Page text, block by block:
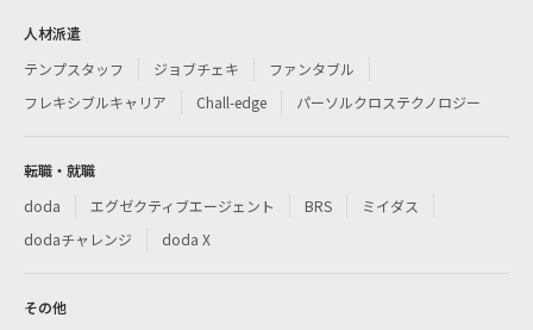
人材派遣
テンプスタッフ
ジョブチェキ
ファンタブル
フレキシブルキャリア
Chall-edge パーソルクロステクノロジー
転職・就職
doda
エグゼクティブエージェント BRS
ミイダス
dodaチャレンジ
doda X
その他